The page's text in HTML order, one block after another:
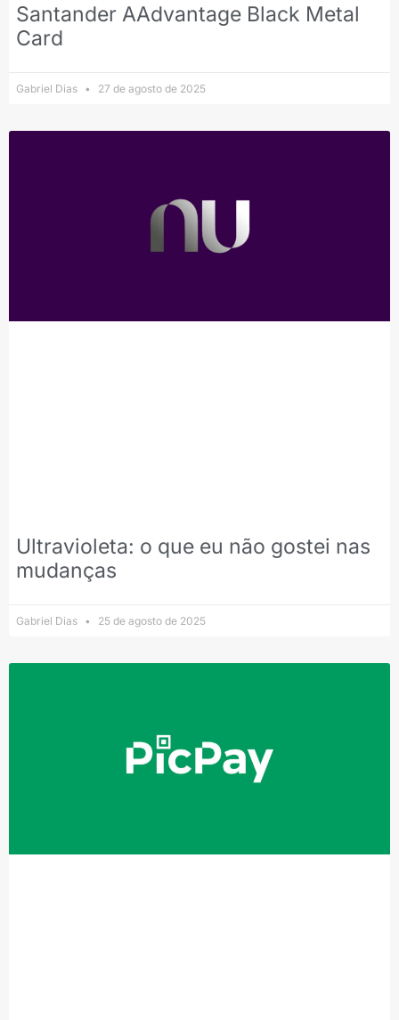
Santander AAdvantage Black Metal
Card
Gabriel Dias 27 de agosto de 2025
Ultravioleta: o que eu não gostei nas
mudanças
Gabriel Dias 25 de agosto de 2025